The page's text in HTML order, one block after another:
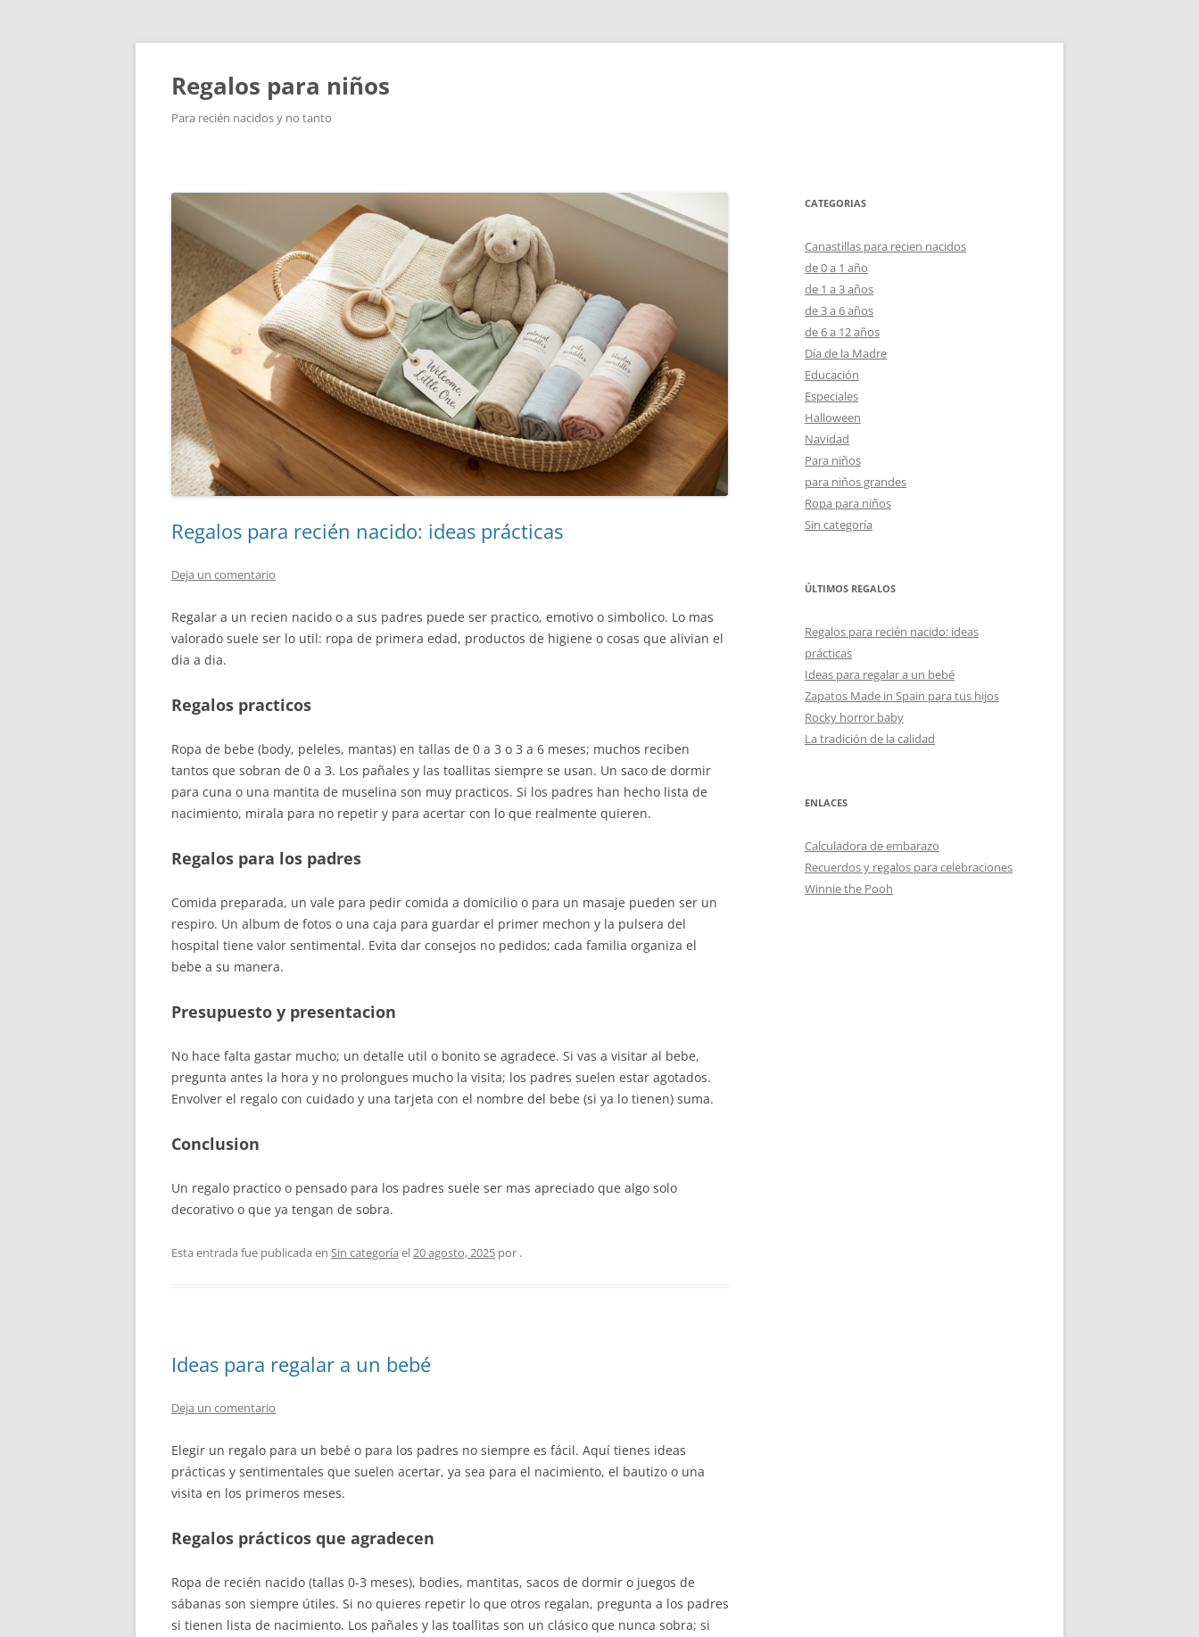
Saltar
contenido
Regalos para niños
Para recién nacidos y no tanto
Regalos para recién nacido: ideas prácticas
Deja un comentario
Regalar a un recien nacido o a sus padres puede ser practico, emotivo o simbolico. Lo mas
valorado suele ser lo util: ropa de primera edad, productos de higiene o cosas que alivian el
dia a dia.
Regalos practicos
Ropa de bebe (body, peleles, mantas) en tallas de 0 a 3 o 3 a 6 meses; muchos reciben
tantos que sobran de 0 a 3. Los pañales y las toallitas siempre se usan. Un saco de dormir
para cuna o una mantita de muselina son muy practicos. Si los padres han hecho lista de
nacimiento, mirala para no repetir y para acertar con lo que realmente quieren.
Regalos para los padres
Comida preparada, un vale para pedir comida a domicilio o para un masaje pueden ser un
respiro. Un album de fotos o una caja para guardar el primer mechon y la pulsera del
hospital tiene valor sentimental. Evita dar consejos no pedidos; cada familia organiza el
bebe a su manera.
Presupuesto y presentacion
No hace falta gastar mucho; un detalle util o bonito se agradece. Si vas a visitar al bebe,
pregunta antes la hora y no prolongues mucho la visita; los padres suelen estar agotados.
Envolver el regalo con cuidado y una tarjeta con el nombre del bebe (si ya lo tienen) suma.
Conclusion
Un regalo practico o pensado para los padres suele ser mas apreciado que algo solo
decorativo o que ya tengan de sobra.
Esta entrada fue publicada en Sin categoría el20 agosto, 2025 por .
Ideas para regalar a un bebé
Deja un comentario
Elegir un regalo para un bebé o para los padres no siempre es fácil. Aquí tienes ideas
prácticas y sentimentales que suelen acertar, ya sea para el nacimiento, el bautizo o una
visita en los primeros meses.
Regalos prácticos que agradecen
Ropa de recién nacido (tallas 0-3 meses), bodies, mantitas, sacos de dormir o juegos de
sábanas son siempre útiles. Si no quieres repetir lo que otros regalan, pregunta a los padres
si tienen lista de nacimiento. Los pañales y las toallitas son un clásico que nunca sobra; si
CATEGORIAS
Canastillas para recien nacidos
de 0 a 1 año
de 1 a 3 años
de 3 a 6 años
de 6 a 12 años
Día de la Madre
Educación
Especiales
Halloween
Navidad
Para niños
para niños grandes
Ropa para niños
Sin categoría
ÚLTIMOS REGALOS
Regalos para recién nacido: ideas
prácticas
Ideas para regalar a un bebé
Zapatos Made in Spain para tus hijos
Rocky horror baby
La tradición de la calidad
ENLACES
Calculadora de embarazo
Recuerdos y regalos para celebraciones
Winnie the Pooh